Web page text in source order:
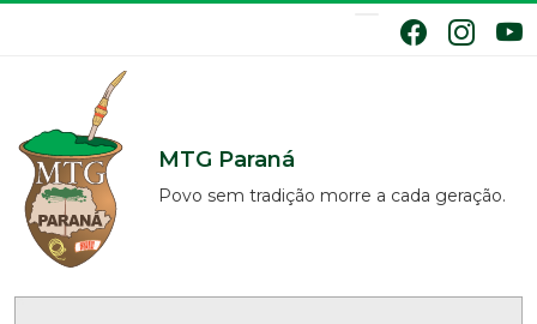
MTG Paraná
Povo sem tradição morre a cada geração.